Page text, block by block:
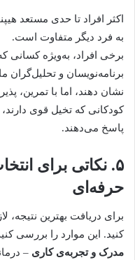
اکثر افراد تا حدی مستعد
به فرد دیگر متفاوت است.
برخی افراد، به‌ویژه کسانی
برنامه‌نویسان و
نشان دهند، اما با تمرین،
کودکانی که تخیل قوی دارند،
پاسخ می‌دهند.
۵. نکاتی برای
حرفه‌ای
برای دریافت بهترین نتیجه،
کنید. این موارد را بررسی
مدرک و تجربه‌ی کاری –